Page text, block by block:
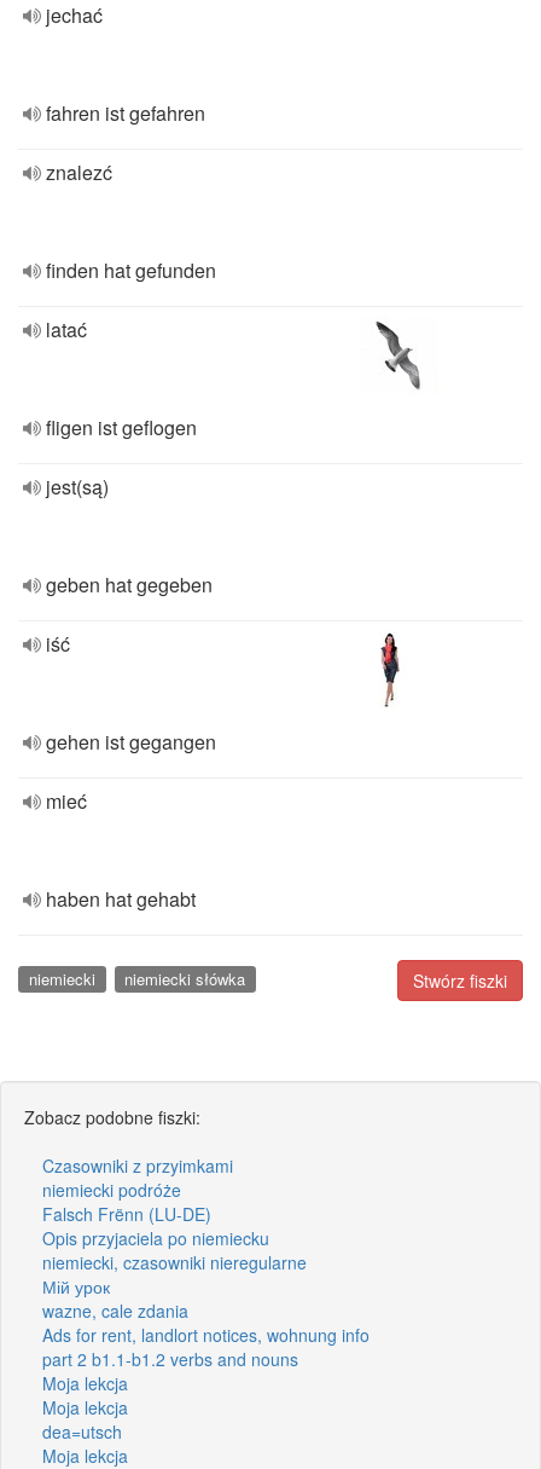
jechać
fahren ist gefahren
znalezć
finden hat gefunden
latać
fligen ist geflogen
jest(są)
geben hat gegeben
iść
gehen ist gegangen
mieć
haben hat gehabt
Stwórz fiszki
niemiecki niemiecki słówka
Zobacz podobne fiszki:
Czasowniki z przyimkami
niemiecki podróże
Falsch Frënn (LU-DE)
Opis przyjaciela po niemiecku
niemiecki, czasowniki nieregularne
Мій урок
wazne, cale zdania
Ads for rent, landlort notices, wohnung info
part 2 b1.1-b1.2 verbs and nouns
Moja lekcja
Moja lekcja
dea=utsch
Moja lekcja